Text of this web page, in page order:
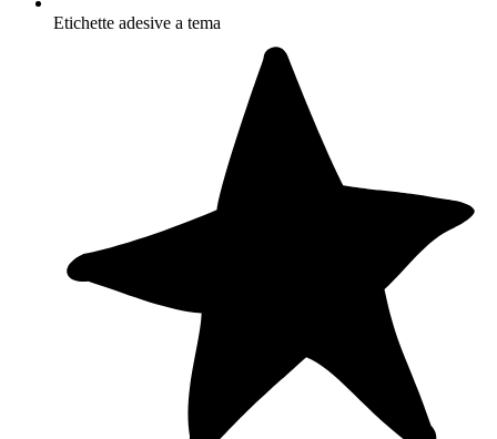
Etichette adesive a tema